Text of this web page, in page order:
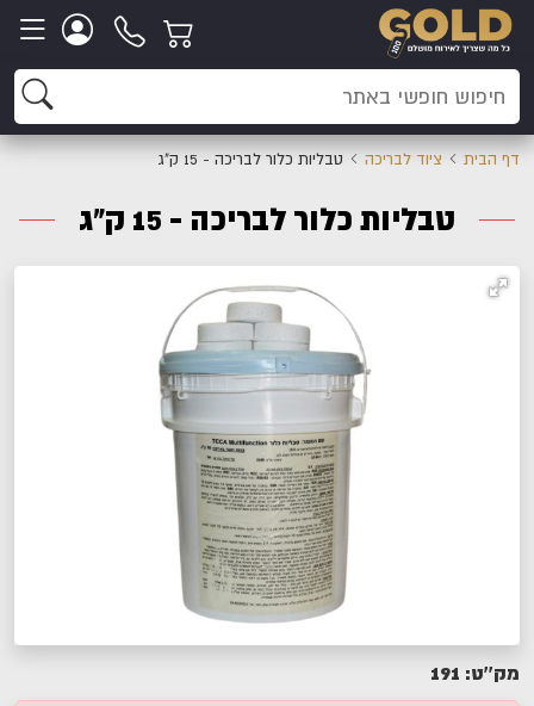
דף הבית ציוד לבריכה טבליות כלור לבריכה - 15 ק"ג
טבליות כלור לבריכה - 15 ק"ג
מק''ט: 191